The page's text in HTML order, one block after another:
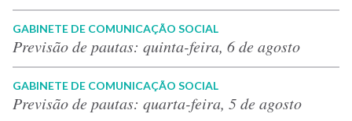
GABINETE DE COMUNICAÇÃO SOCIAL
Previsão de pautas: quinta-feira, 6 de agosto
GABINETE DE COMUNICAÇÃO SOCIAL
Previsão de pautas: quarta-feira, 5 de agosto